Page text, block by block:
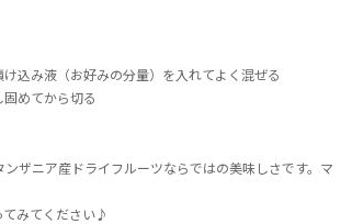
込み液（お好みの分量）を入れてよく混ぜる
めてから切る
ザニア産ドライフルーツならではの美味しさです。マ
てみてください♪